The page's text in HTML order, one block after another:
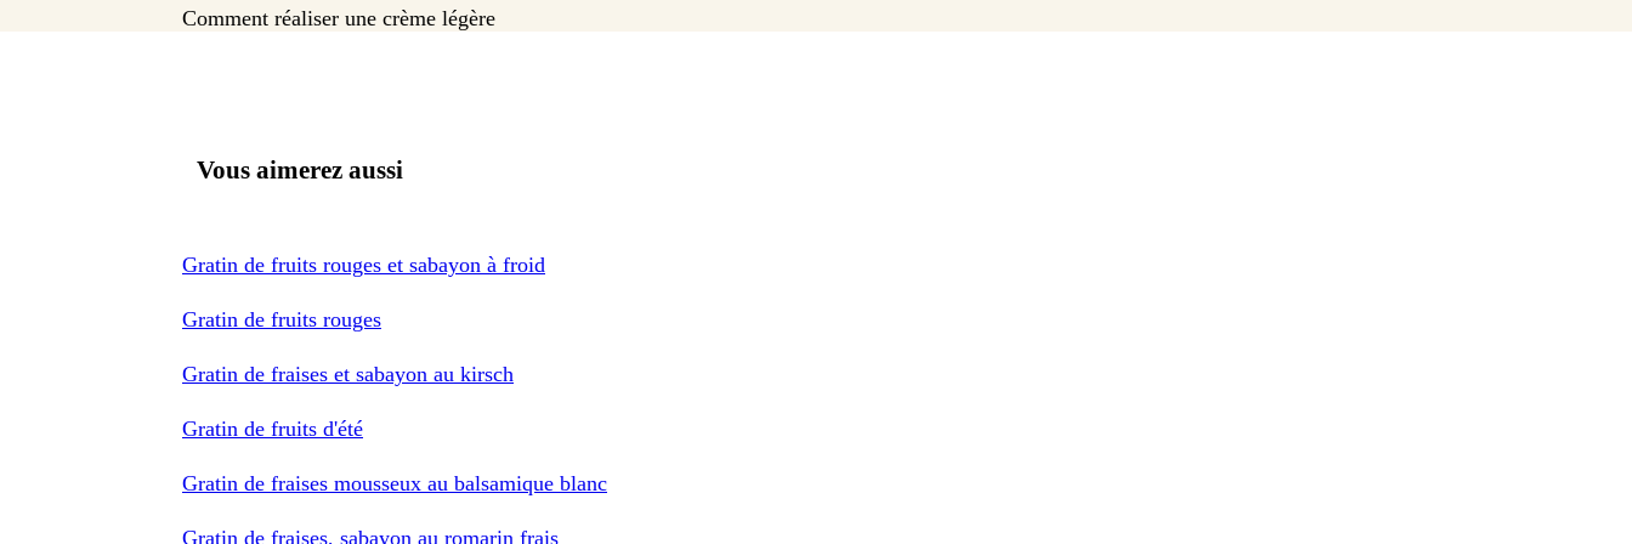
Comment réaliser une crème légère
Vous aimerez aussi
Gratin de fruits rouges et sabayon à froid
Gratin de fruits rouges
Gratin de fraises et sabayon au kirsch
Gratin de fruits d'été
Gratin de fraises mousseux au balsamique blanc
Gratin de fraises, sabayon au romarin frais